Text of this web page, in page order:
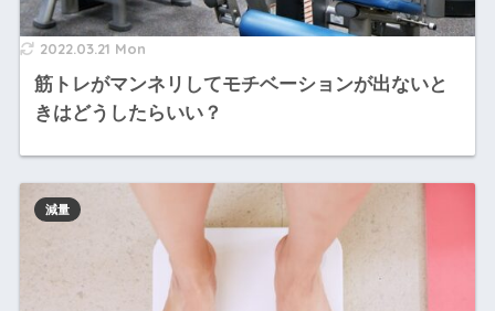
2022.03.21 Mon
筋トレがマンネリしてモチベーションが出ないと
きはどうしたらいい？
減量